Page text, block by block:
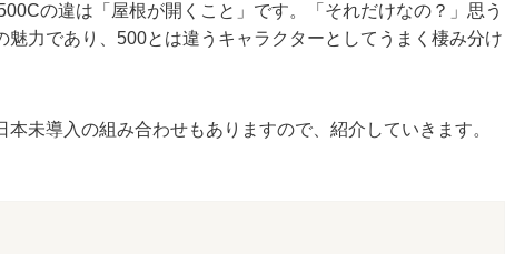
の違は「屋根が開くこと」です。「それだけなの？」思う
力であり、500とは違うキャラクターとしてうまく棲み分け
未導入の組み合わせもありますので、紹介していきます。